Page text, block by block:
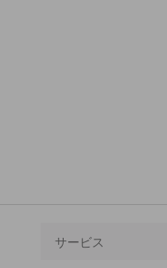
サービス